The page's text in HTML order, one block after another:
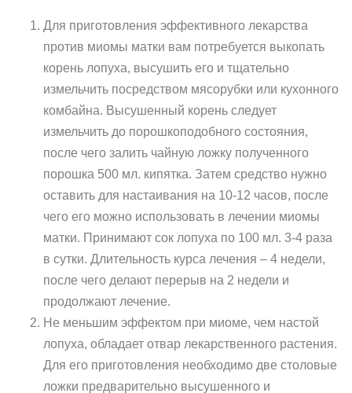
Для приготовления эффективного лекарства
против миомы матки вам потребуется выкопать
корень лопуха, высушить его и тщательно
измельчить посредством мясорубки или кухонного
комбайна. Высушенный корень следует
измельчить до порошкоподобного состояния,
после чего залить чайную ложку полученного
порошка 500 мл. кипятка. Затем средство нужно
оставить для настаивания на 10-12 часов, после
чего его можно использовать в лечении миомы
матки. Принимают сок лопуха по 100 мл. 3-4 раза
в сутки. Длительность курса лечения – 4 недели,
после чего делают перерыв на 2 недели и
продолжают лечение.
Не меньшим эффектом при миоме, чем настой
лопуха, обладает отвар лекарственного растения.
Для его приготовления необходимо две столовые
ложки предварительно высушенного и